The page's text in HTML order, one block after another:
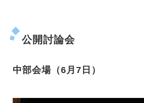
公開討論会
中部会場（6月7日）